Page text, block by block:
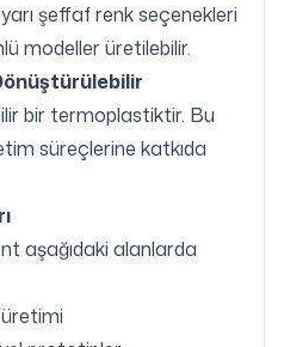
şeffaf renk seçenekleri
modeller üretilebilir.
bir termoplastiktir. Bu
süreçlerine katkıda
aşağıdaki alanlarda